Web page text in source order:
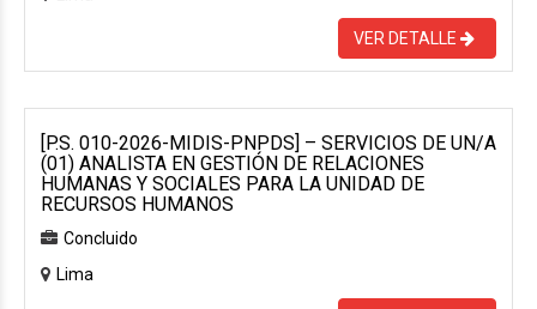
VER DETALLE
[P.S. 010-2026-MIDIS-PNPDS] – SERVICIOS DE UN/A
(01) ANALISTA EN GESTIÓN DE RELACIONES
HUMANAS Y SOCIALES PARA LA UNIDAD DE
RECURSOS HUMANOS
Concluido
Lima